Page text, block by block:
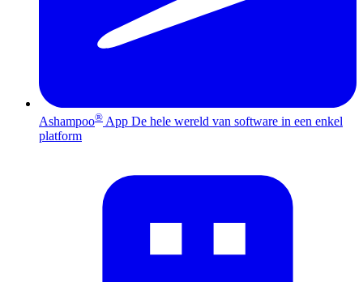
Ashampoo® App De hele wereld van software in een enkel
platform